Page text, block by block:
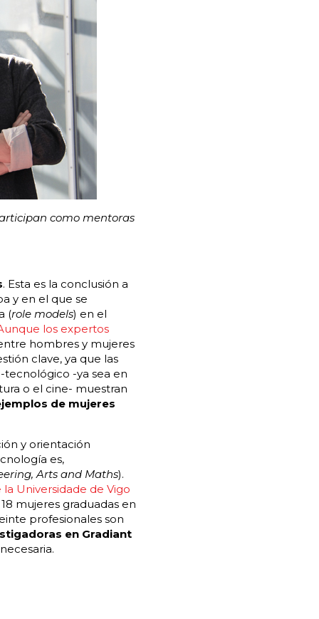
como mentoras
. Esta es la conclusión a
y en el que se
(role models) en el
los expertos
hombres y mujeres
clave, ya que las
-ya sea en
o el cine- muestran
de mujeres
y orientación
es,
Arts and Maths).
Universidade de Vigo
mujeres graduadas en
profesionales son
en Gradiant